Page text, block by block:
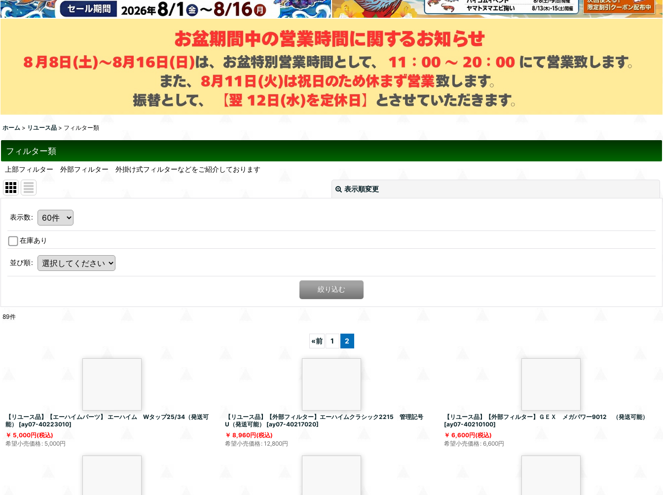
ホーム > リユース品 > フィルター類
フィルター類
上部フィルター 外部フィルター 外掛け式フィルターなどをご紹介しております
表示順変更
表示数:
在庫あり
並び順:
絞り込む
89件
«前 1 2
【リユース品】【エーハイムパーツ】 エーハイム Wタップ25/34（発送可
能）
[ay07-40223010]
5,000円(税込)
希望小売価格: 5,000円
【リユース品】【外部フィルター】エーハイムクラシック2215 管理記号
U（発送可能）
[ay07-40217020]
8,960円(税込)
希望小売価格: 12,800円
【リユース品】【外部フィルター】ＧＥＸ メガパワー9012 （発送可能）
[ay07-40210100]
6,600円(税込)
希望小売価格: 6,600円